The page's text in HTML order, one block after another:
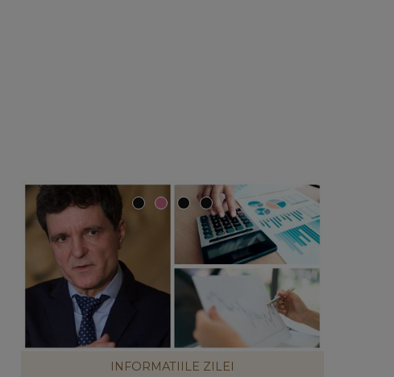
INFORMATIILE ZILEI